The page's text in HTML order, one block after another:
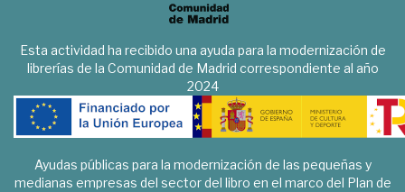
Esta actividad ha recibido una ayuda para la modernización de
librerías de la Comunidad de Madrid correspondiente al año
2024
Ayudas públicas para la modernización de las pequeñas y
medianas empresas del sector del libro en el marco del Plan de